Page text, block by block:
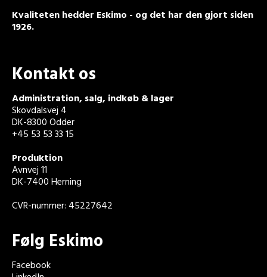
Kvaliteten hedder Eskimo - og det har den gjort siden
1926.
Kontakt os
Administration, salg, indkøb & lager
Skovdalsvej 4
DK-8300 Odder
+45 53 53 33 15
Produktion
Avnvej 11
DK-7400 Herning
CVR-nummer: 45227642
Følg Eskimo
Facebook